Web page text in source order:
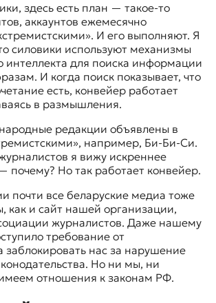
здесь есть план — такое-то
аккаунтов ежемесячно
И его выполняют. Я
силовики используют механизмы
интеллекта для поиска информации
И когда поиск показывает, что
есть, конвейер работает
в размышления.
редакции объявлены в
например, Би-Би-Си.
я вижу искреннее
почему? Но так работает конвейер.
почти все беларуские медиа тоже
как и сайт нашей организации,
журналистов. Даже нашему
требование от
заблокировать нас за нарушение
Но ни мы, ни
отношения к законам РФ.